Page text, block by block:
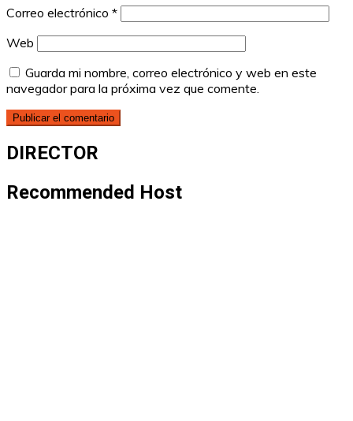
Correo electrónico *
Web
Guarda mi nombre, correo electrónico y web en este
navegador para la próxima vez que comente.
DIRECTOR
Recommended Host